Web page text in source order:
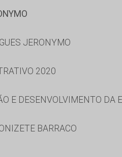
JERONYMO
2020
E DESENVOLVIMENTO DA
BARRACO